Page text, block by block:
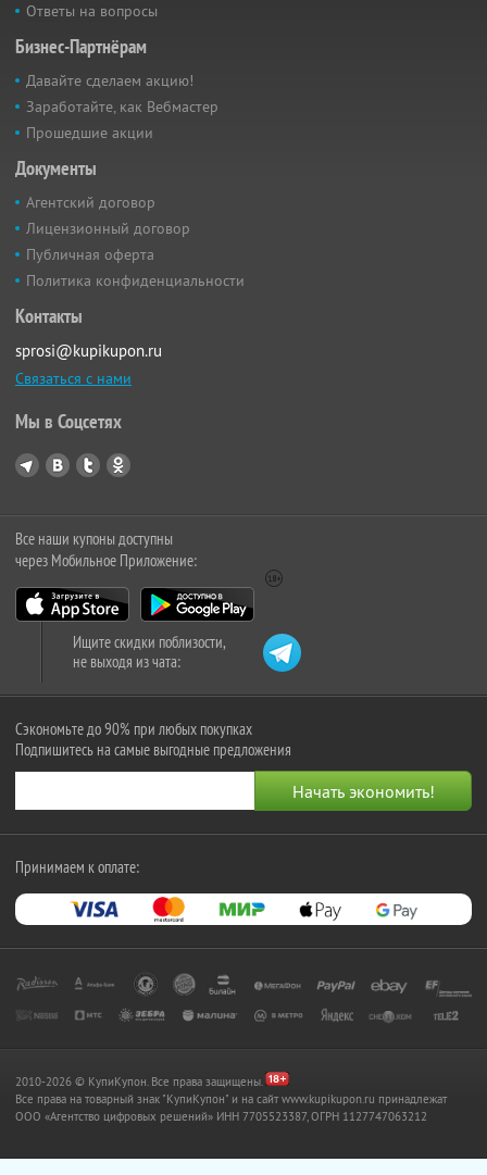
Ответы на вопросы
Бизнес-Партнёрам
Давайте сделаем акцию!
Заработайте, как Вебмастер
Прошедшие акции
Документы
Агентский договор
Лицензионный договор
Публичная оферта
Политика конфиденциальности
Контакты
sprosi@kupikupon.ru
Связаться с нами
Мы в Соцсетях
Все наши купоны доступны
через Мобильное Приложение:
Ищите скидки поблизости,
не выходя из чата:
Сэкономьте до 90% при любых покупках
Подпишитесь на самые выгодные предложения
Принимаем к оплате:
2010-2026 © КупиКупон. Все права защищены.
Все права на товарный знак "КупиКупон" и на сайт www.kupikupon.ru принадлежат
OOO «Агентство цифровых решений» ИНН 7705523387, ОГРН 1127747063212